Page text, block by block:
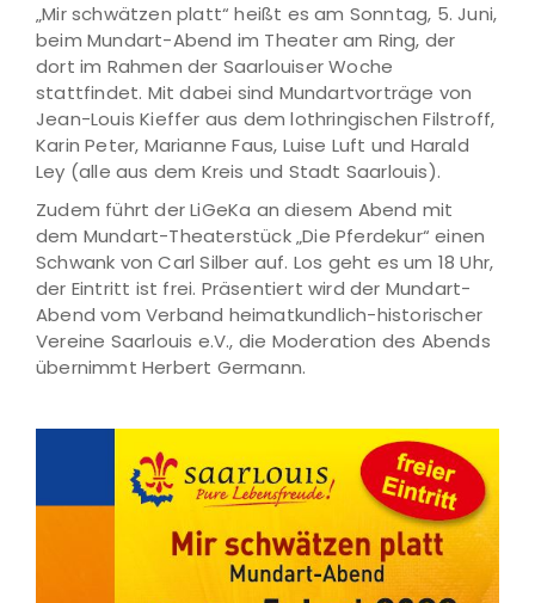
„Mir schwätzen platt“ heißt es am Sonntag, 5. Juni,
beim Mundart-Abend im Theater am Ring, der
dort im Rahmen der Saarlouiser Woche
stattfindet. Mit dabei sind Mundartvorträge von
Jean-Louis Kieffer aus dem lothringischen Filstroff,
Karin Peter, Marianne Faus, Luise Luft und Harald
Ley (alle aus dem Kreis und Stadt Saarlouis).
Zudem führt der LiGeKa an diesem Abend mit
dem Mundart-Theaterstück „Die Pferdekur“ einen
Schwank von Carl Silber auf. Los geht es um 18 Uhr,
der Eintritt ist frei. Präsentiert wird der Mundart-
Abend vom Verband heimatkundlich-historischer
Vereine Saarlouis e.V., die Moderation des Abends
übernimmt Herbert Germann.